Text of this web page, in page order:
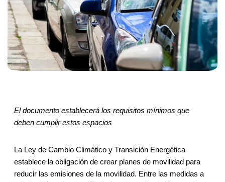
El documento establecerá los requisitos mínimos que
deben cumplir estos espacios
La Ley de Cambio Climático y Transición Energética
establece la obligación de crear planes de movilidad para
reducir las emisiones de la movilidad. Entre las medidas a